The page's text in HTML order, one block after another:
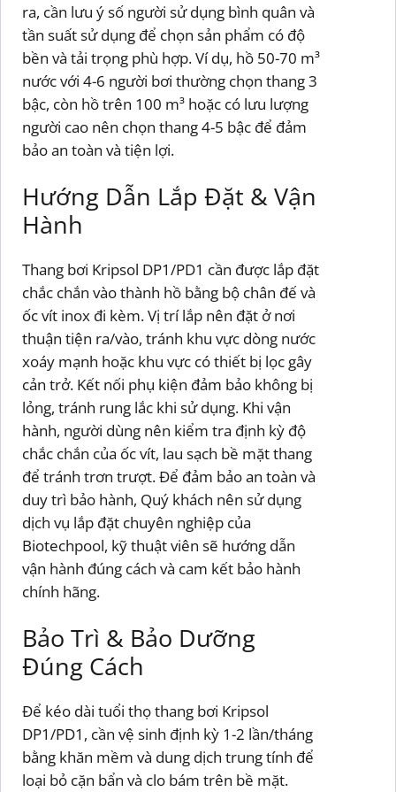
ra, cần lưu ý số người sử dụng bình quân và
tần suất sử dụng để chọn sản phẩm có độ
bền và tải trọng phù hợp. Ví dụ, hồ 50-70 m³
nước với 4-6 người bơi thường chọn thang 3
bậc, còn hồ trên 100 m³ hoặc có lưu lượng
người cao nên chọn thang 4-5 bậc để đảm
bảo an toàn và tiện lợi.
Hướng Dẫn Lắp Đặt & Vận
Hành
Thang bơi Kripsol DP1/PD1 cần được lắp đặt
chắc chắn vào thành hồ bằng bộ chân đế và
ốc vít inox đi kèm. Vị trí lắp nên đặt ở nơi
thuận tiện ra/vào, tránh khu vực dòng nước
xoáy mạnh hoặc khu vực có thiết bị lọc gây
cản trở. Kết nối phụ kiện đảm bảo không bị
lỏng, tránh rung lắc khi sử dụng. Khi vận
hành, người dùng nên kiểm tra định kỳ độ
chắc chắn của ốc vít, lau sạch bề mặt thang
để tránh trơn trượt. Để đảm bảo an toàn và
duy trì bảo hành, Quý khách nên sử dụng
dịch vụ lắp đặt chuyên nghiệp của
Biotechpool, kỹ thuật viên sẽ hướng dẫn
vận hành đúng cách và cam kết bảo hành
chính hãng.
Bảo Trì & Bảo Dưỡng
Đúng Cách
Để kéo dài tuổi thọ thang bơi Kripsol
DP1/PD1, cần vệ sinh định kỳ 1-2 lần/tháng
bằng khăn mềm và dung dịch trung tính để
loại bỏ cặn bẩn và clo bám trên bề mặt.